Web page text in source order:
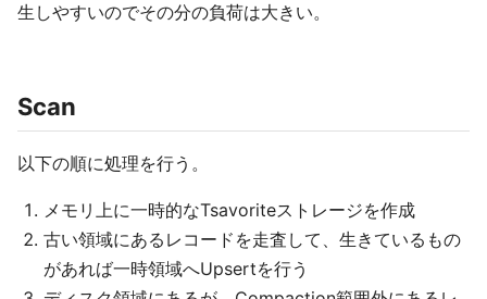
生しやすいのでその分の負荷は大きい。
Scan
以下の順に処理を行う。
メモリ上に一時的なTsavoriteストレージを作成
古い領域にあるレコードを走査して、生きているもの
があれば一時領域へUpsertを行う